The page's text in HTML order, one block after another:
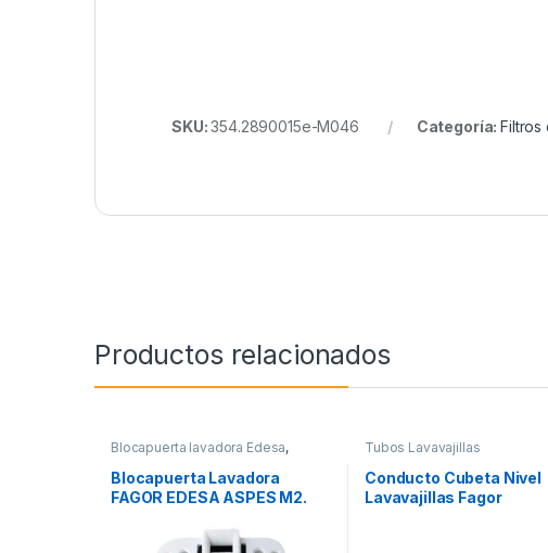
SKU:354.2890015e-M046 Categoría:Filtros
Productos relacionados
Blocapuerta lavadora Edesa,
Blocapuerta lavadora Fagor
Blocapuertas lavadora Aspes
Blocapuerta Lavadora
FAGOR EDESA ASPES M2.
Tubos Lavavajillas
Conducto Cubeta Nivel
Lavavajillas Fagor